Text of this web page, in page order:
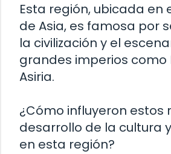
Esta región, ubicada en
de Asia, es famosa por
la civilización y el
grandes imperios como
Asiria.
¿Cómo influyeron estos
desarrollo de la cultura
en esta región?